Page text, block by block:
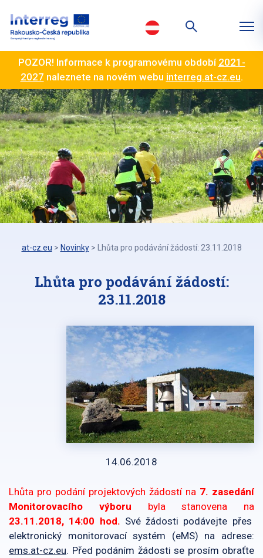
POZOR! Informace k programovému období 2021-
2027 naleznete na novém webu interreg.at-cz.eu.
at-cz.eu > Novinky > Lhůta pro podávání žádostí: 23.11.2018
Lhůta pro podávání žádostí:
23.11.2018
14.06.2018
Lhůta pro podání projektových žádostí na 7. zasedání
Monitorovacího výboru byla stanovena na
23.11.2018, 14:00 hod. Své žádosti podávejte přes
elektronický monitorovací systém (eMS) na adrese:
ems.at-cz.eu. Před podáním žádosti se prosím obraťte